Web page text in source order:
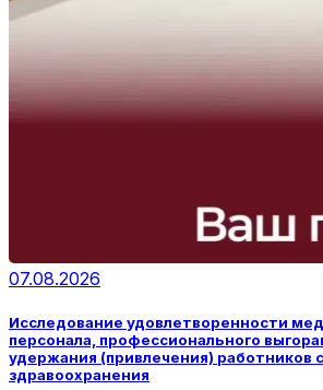
07.08.2026
Исследование удовлетворенности
персонала, профессионального
удержания (привлечения) работников
здравоохранения